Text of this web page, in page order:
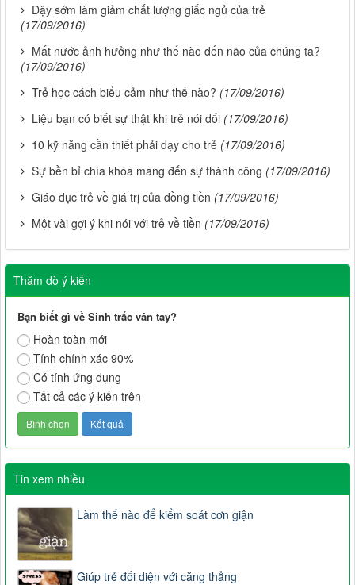
Dậy sớm làm giảm chất lượng giấc ngủ của trẻ
(17/09/2016)
Mất nước ảnh hưởng như thế nào đến não của chúng ta?
(17/09/2016)
Trẻ học cách biểu cảm như thế nào? (17/09/2016)
Liệu bạn có biết sự thật khi trẻ nói dối (17/09/2016)
10 kỹ năng cần thiết phải dạy cho trẻ (17/09/2016)
Sự bền bỉ chìa khóa mang đến sự thành công (17/09/2016)
Giáo dục trẻ về giá trị của đồng tiền (17/09/2016)
Một vài gợi ý khi nói với trẻ về tiền (17/09/2016)
Thăm dò ý kiến
Bạn biết gì về Sinh trắc vân tay?
Hoàn toàn mới
Tính chính xác 90%
Có tính ứng dụng
Tất cả các ý kiến trên
Tin xem nhiều
Làm thế nào để kiểm soát cơn giận
Giúp trẻ đối diện với căng thẳng